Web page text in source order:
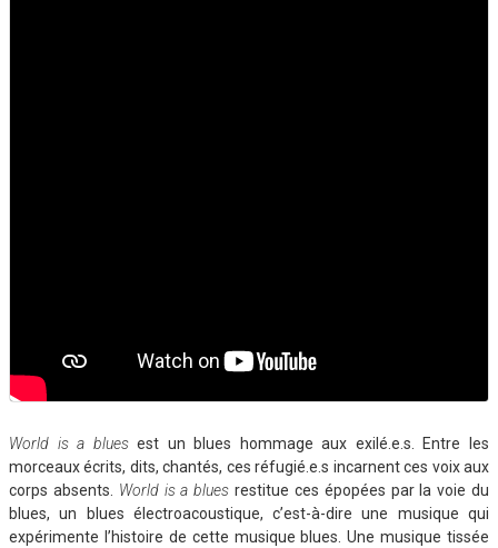
World is a bluesest un blues hommage aux exilé.e.s. Entre les
morceaux écrits, dits, chantés, ces réfugié.e.s incarnent ces voix aux
corps absents. World is a blues restitue ces épopées par la voie du
blues, un blues électroacoustique, c’est-à-dire une musique qui
expérimente l’histoire de cette musique blues. Une musique tissée